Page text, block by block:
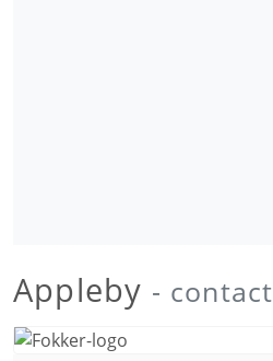
Appleby - contact